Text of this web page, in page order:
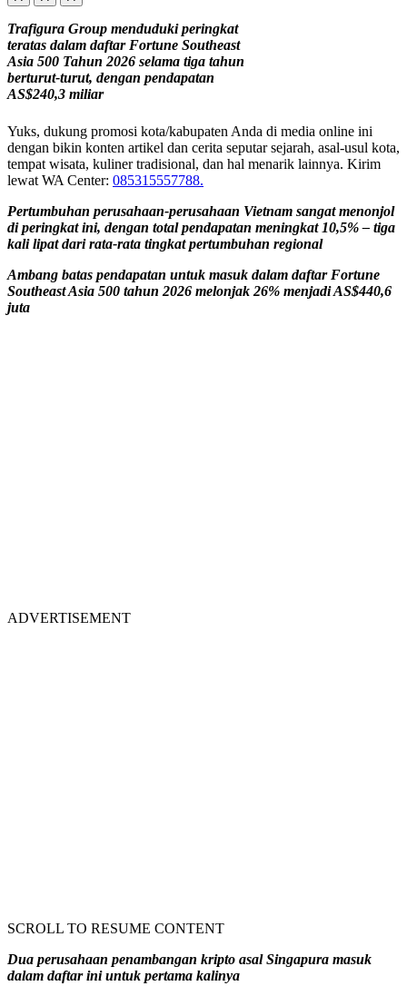
Trafigura Group menduduki peringkat
teratas dalam daftar Fortune Southeast
Asia 500 Tahun 2026 selama tiga tahun
berturut-turut, dengan pendapatan
AS$240,3 miliar
Yuks, dukung promosi kota/kabupaten Anda di media online ini
dengan bikin konten artikel dan cerita seputar sejarah, asal-usul kota,
tempat wisata, kuliner tradisional, dan hal menarik lainnya. Kirim
lewat WA Center: 085315557788.
Pertumbuhan perusahaan-perusahaan Vietnam sangat menonjol
di peringkat ini, dengan total pendapatan meningkat 10,5% – tiga
kali lipat dari rata-rata tingkat pertumbuhan regional
Ambang batas pendapatan untuk masuk dalam daftar Fortune
Southeast Asia 500 tahun 2026 melonjak 26% menjadi AS$440,6
juta
ADVERTISEMENT
SCROLL TO RESUME CONTENT
Dua perusahaan penambangan kripto asal Singapura masuk
dalam daftar ini untuk pertama kalinya